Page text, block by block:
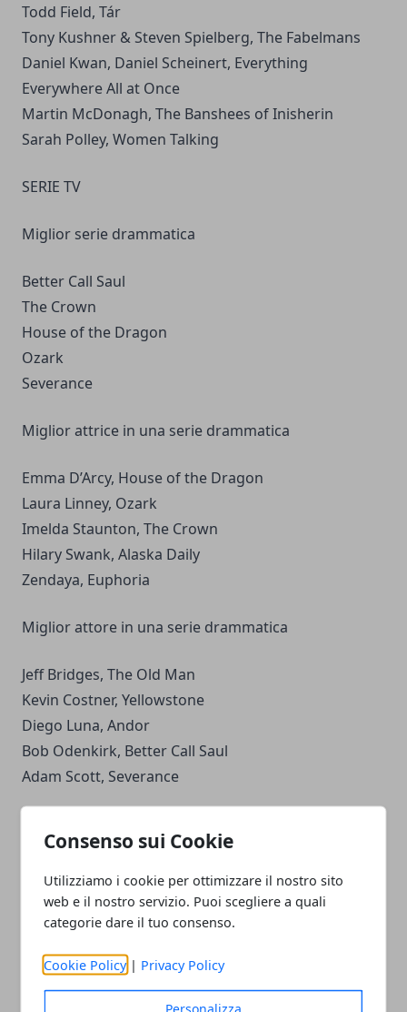
Consenso sui Cookie
Utilizziamo i cookie per ottimizzare il nostro sito
web e il nostro servizio. Puoi scegliere a quali
categorie dare il tuo consenso.
Cookie Policy | Privacy Policy
Personalizza
Todd Field, Tár
Tony Kushner & Steven Spielberg, The Fabelmans
Daniel Kwan, Daniel Scheinert, Everything
Everywhere All at Once
Martin McDonagh, The Banshees of Inisherin
Sarah Polley, Women Talking
SERIE TV
Miglior serie drammatica
Better Call Saul
The Crown
House of the Dragon
Ozark
Severance
Miglior attrice in una serie drammatica
Emma D’Arcy, House of the Dragon
Laura Linney, Ozark
Imelda Staunton, The Crown
Hilary Swank, Alaska Daily
Zendaya, Euphoria
Miglior attore in una serie drammatica
Jeff Bridges, The Old Man
Kevin Costner, Yellowstone
Diego Luna, Andor
Bob Odenkirk, Better Call Saul
Adam Scott, Severance
Abbott Elementary
The Bear
Hacks
Mercoledì